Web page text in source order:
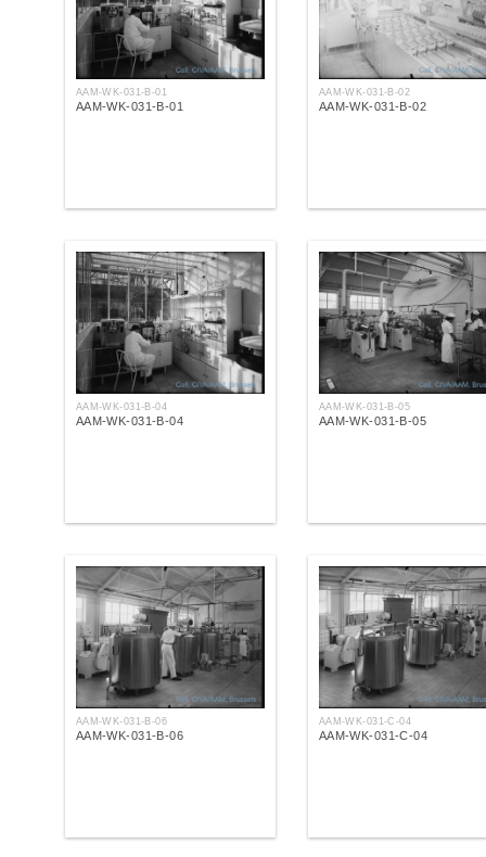
AAM-WK-031-B-01
AAM-WK-031-B-01
AAM-WK-031-B-02
AAM-WK-031-B-02
AAM-WK-031-B-04
AAM-WK-031-B-04
AAM-WK-031-B-05
AAM-WK-031-B-05
AAM-WK-031-B-06
AAM-WK-031-B-06
AAM-WK-031-C-04
AAM-WK-031-C-04